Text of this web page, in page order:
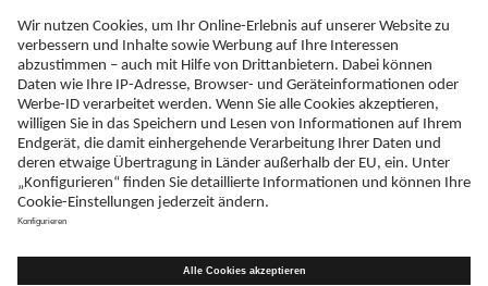
ERKLÄRUNG ZUR BARRIEREFREIHEIT
IMPRESSUM
KONTAKT
NEBENWIRKUNGSANZEIGEN